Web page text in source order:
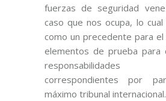
fuerzas de seguridad
caso que nos ocupa, lo
como un precedente para el
elementos de prueba para
correspondientes por
máximo tribunal internacional.